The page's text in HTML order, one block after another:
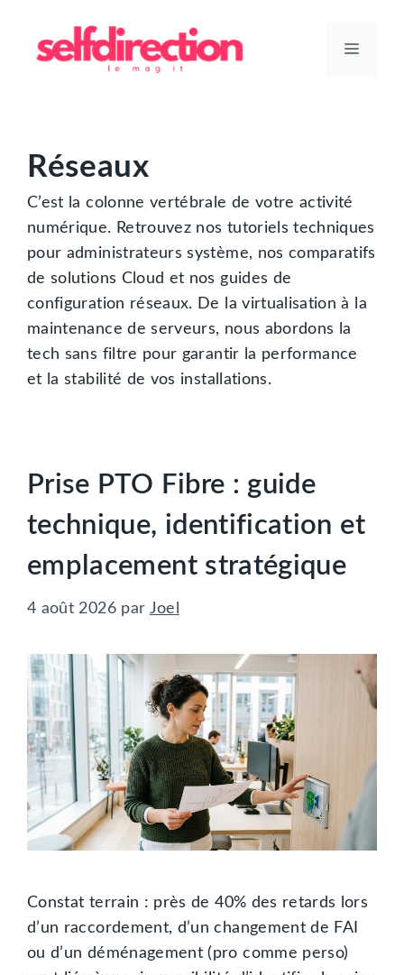
contenu
Menu
Réseaux
C’est la colonne vertébrale de votre activité
numérique. Retrouvez nos tutoriels techniques
pour administrateurs système, nos comparatifs
de solutions Cloud et nos guides de
configuration réseaux. De la virtualisation à la
maintenance de serveurs, nous abordons la
tech sans filtre pour garantir la performance
et la stabilité de vos installations.
Prise PTO Fibre : guide
technique, identification et
emplacement stratégique
4 août 2026 par Joel
Constat terrain : près de 40% des retards lors
d’un raccordement, d’un changement de FAI
ou d’un déménagement (pro comme perso)